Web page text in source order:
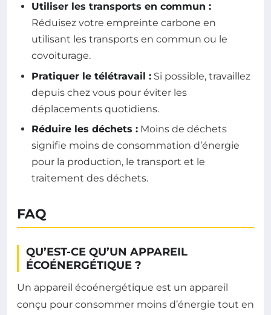
Utiliser les transports en commun :
Réduisez votre empreinte carbone en
utilisant les transports en commun ou le
covoiturage.
Pratiquer le télétravail : Si possible, travaillez
depuis chez vous pour éviter les
déplacements quotidiens.
Réduire les déchets : Moins de déchets
signifie moins de consommation d’énergie
pour la production, le transport et le
traitement des déchets.
FAQ
QU’EST-CE QU’UN APPAREIL
ÉCOÉNERGÉTIQUE ?
Un appareil écoénergétique est un appareil
conçu pour consommer moins d’énergie tout en